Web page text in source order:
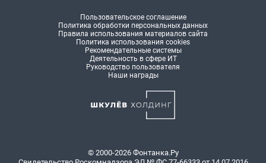
Пользовательское соглашение
Политика обработки персональных данных
Правила использования материалов сайта
Политика использования cookies
Рекомендательные системы
Деятельность в сфере ИТ
Руководство пользователя
Наши награды
© 2000-2026 Фонтанка.Ру